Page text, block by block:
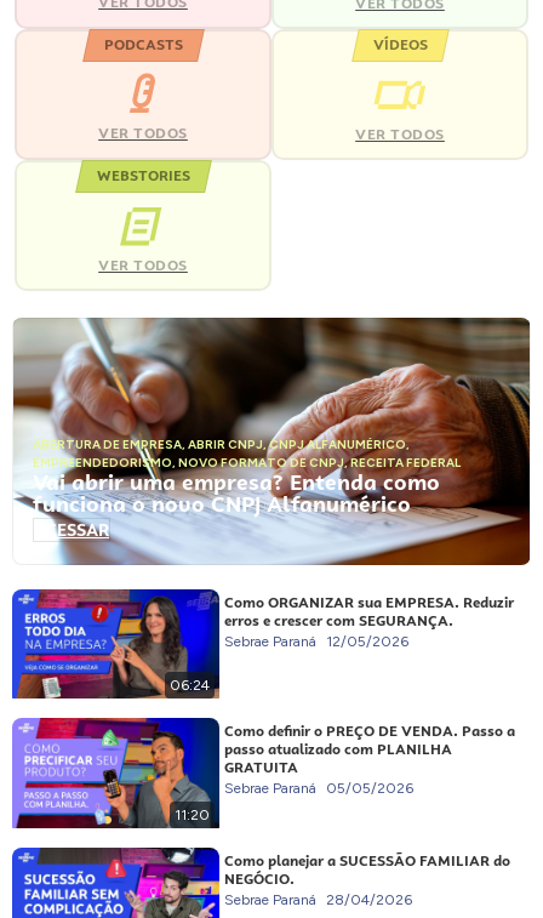
PODCASTS
VER TODOS
VÍDEOS
VER TODOS
WEBSTORIES
VER TODOS
ABERTURA DE EMPRESA, ABRIR CNPJ,CNPJ ALFANUMÉRICO,
EMPREENDEDORISMO, NOVO FORMATO DE CNPJ,RECEITA FEDERAL
Vai abrir uma empresa? Entenda como
funciona o novo CNPJ Alfanumérico
ACESSAR
06:24
Como ORGANIZAR sua EMPRESA. Reduzir
erros e crescer com SEGURANÇA.
Sebrae Paraná 12/05/2026
11:20
Como definir o PREÇO DE VENDA. Passo a
passo atualizado com PLANILHA
GRATUITA
Sebrae Paraná 05/05/2026
Como planejar a SUCESSÃO FAMILIAR do
NEGÓCIO.
Sebrae Paraná 28/04/2026